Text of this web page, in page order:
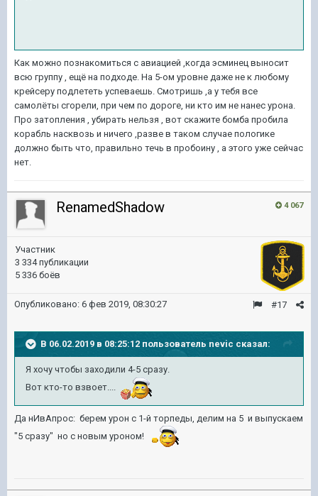
Как можно познакомиться с авиацией ,когда эсминец выносит
всю группу , ещё на подходе. На 5-ом уровне даже не к любому
крейсеру подлететь успеваешь. Смотришь ,а у тебя все
самолёты сгорели, при чем по дороге, ни кто им не нанес урона.
Про затопления , убирать нельзя , вот скажите бомба пробила
корабль насквозь и ничего ,разве в таком случае пологике
должно быть что, правильно течь в пробоину , а этого уже сейчас
нет.
4 067
RenamedShadow
Участник
3 334 публикации
5 336 боёв
#17
Опубликовано: 6 фев 2019, 08:30:27
В 06.02.2019 в 08:25:12 пользователь nevic сказал:
Я хочу чтобы заходили 4-5 сразу.
Вот кто-то взвоет....
Да нИвАпрос: берем урон с 1-й торпеды, делим на 5 и выпускаем
"5 сразу" но с новым уроном!